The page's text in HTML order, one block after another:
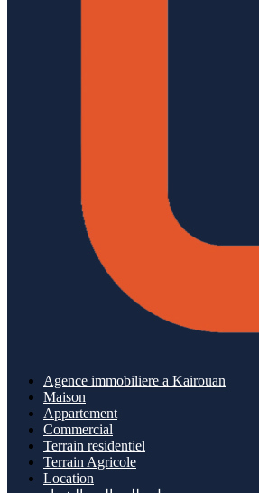
Agence immobiliere a Kairouan
Maison
Appartement
Commercial
Terrain residentiel
Terrain Agricole
Location